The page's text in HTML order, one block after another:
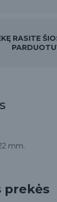
RASITE
mm.
prekės